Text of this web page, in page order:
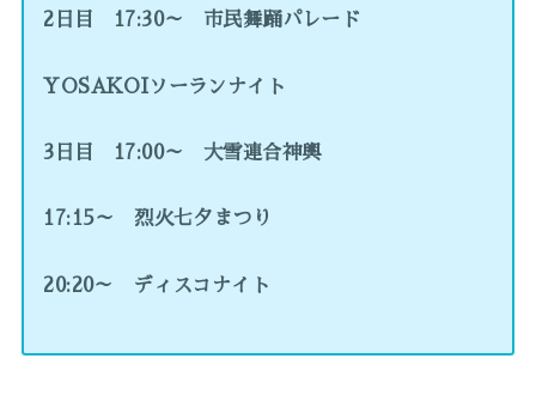
2日目 17:30～ 市民舞踊パレード
YOSAKOIソーランナイト
3日目 17:00～ 大雪連合神輿
17:15～ 烈火七夕まつり
20:20～ ディスコナイト